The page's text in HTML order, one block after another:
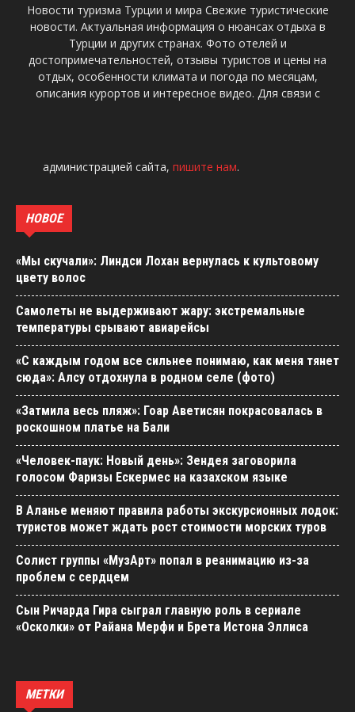
Новости туризма Турции и мира Свежие туристические
новости. Актуальная информация о нюансах отдыха в
Турции и других странах. Фото отелей и
достопримечательностей, отзывы туристов и цены на
отдых, особенности климата и погода по месяцам,
описания курортов и интересное видео. Для связи с
администрацией сайта, пишите нам.
НОВОЕ
«Мы скучали»: Линдси Лохан вернулась к культовому
цвету волос
Самолеты не выдерживают жару: экстремальные
температуры срывают авиарейсы
«С каждым годом все сильнее понимаю, как меня тянет
сюда»: Алсу отдохнула в родном селе (фото)
«Затмила весь пляж»: Гоар Аветисян покрасовалась в
роскошном платье на Бали
«Человек-паук: Новый день»: Зендея заговорила
голосом Фаризы Ескермес на казахском языке
В Аланье меняют правила работы экскурсионных лодок:
туристов может ждать рост стоимости морских туров
Солист группы «МузАрт» попал в реанимацию из-за
проблем с сердцем
Сын Ричарда Гира сыграл главную роль в сериале
«Осколки» от Райана Мерфи и Брета Истона Эллиса
МЕТКИ